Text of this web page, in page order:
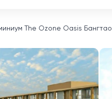
The Ozone Oasis Бангтао